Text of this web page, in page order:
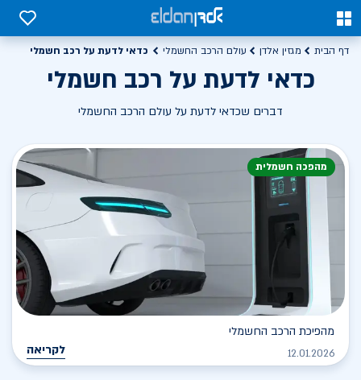
0
0
דף הבית מגזין אלדן עולם הרכב החשמלי כדאי לדעת על רכב חשמלי
כדאי לדעת על רכב חשמלי
דברים שכדאי לדעת על עולם הרכב החשמלי
מהפכה חשמלית
מהפיכת הרכב החשמלי
12.01.2026 לקריאה